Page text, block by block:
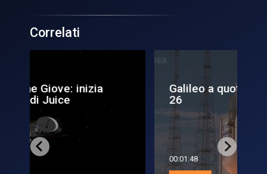
Correlati
Galileo a quota
26